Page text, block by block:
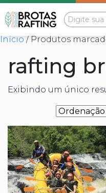
Início/ Produtos
rafting
Exibindo um único